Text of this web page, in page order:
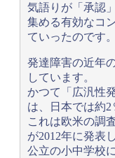
気語りが「承認
集める有効なコ
ていったのです。
発達障害の近年
しています。
かつて「広汎性
は、日本では約
これは欧米の調
が2012年に発表
公立の小中学校